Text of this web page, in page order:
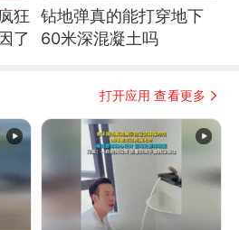
狂
了
钻地弹真的能打穿地下
60米深混凝土吗
打开应用 查看更多